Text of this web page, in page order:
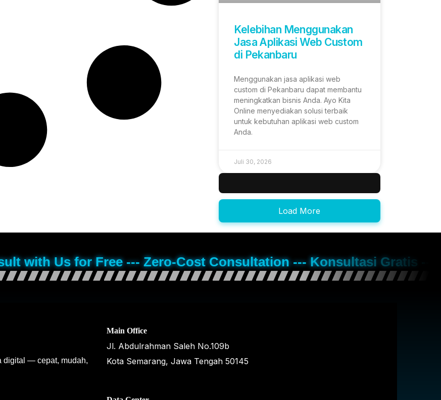
Kelebihan Menggunakan
Jasa Aplikasi Web Custom
di Pekanbaru
Menggunakan jasa aplikasi web
custom di Pekanbaru dapat membantu
meningkatkan bisnis Anda. Ayo Kita
Online menyediakan solusi terbaik
untuk kebutuhan aplikasi web custom
Anda.
Juli 30, 2026
Load More
with Us for Free --- Zero-Cost Consultation --- Konsultasi Gratis
digital — cepat, mudah,
Main Office
Jl. Abdulrahman Saleh No.109b
Kota Semarang, Jawa Tengah 50145